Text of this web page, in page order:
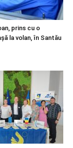
prins cu o
la volan, în Santău